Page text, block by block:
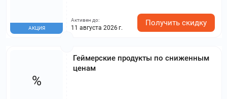
АКЦИЯ
Активен до:
11 августа 2026 г.
Получить скидку
Геймерские продукты по сниженным
ценам
%